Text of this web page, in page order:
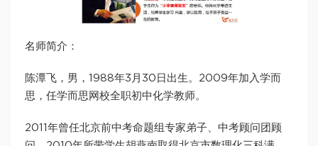
名师简介：
陈潭飞，男，1988年3月30日出生。2009年加入学而
思，任学而思网校全职初中化学教师。
2011年曾任北京前中考命题组专家弟子、中考顾问团顾